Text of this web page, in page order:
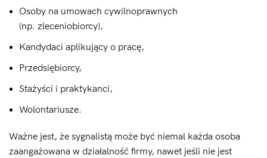
Osoby na umowach cywilnoprawnych
(np. zleceniobiorcy),
Kandydaci aplikujący o pracę,
Przedsiębiorcy,
Stażyści i praktykanci,
Wolontariusze.
Ważne jest, że sygnalistą może być niemal każda osoba
zaangażowana w działalność firmy, nawet jeśli nie jest